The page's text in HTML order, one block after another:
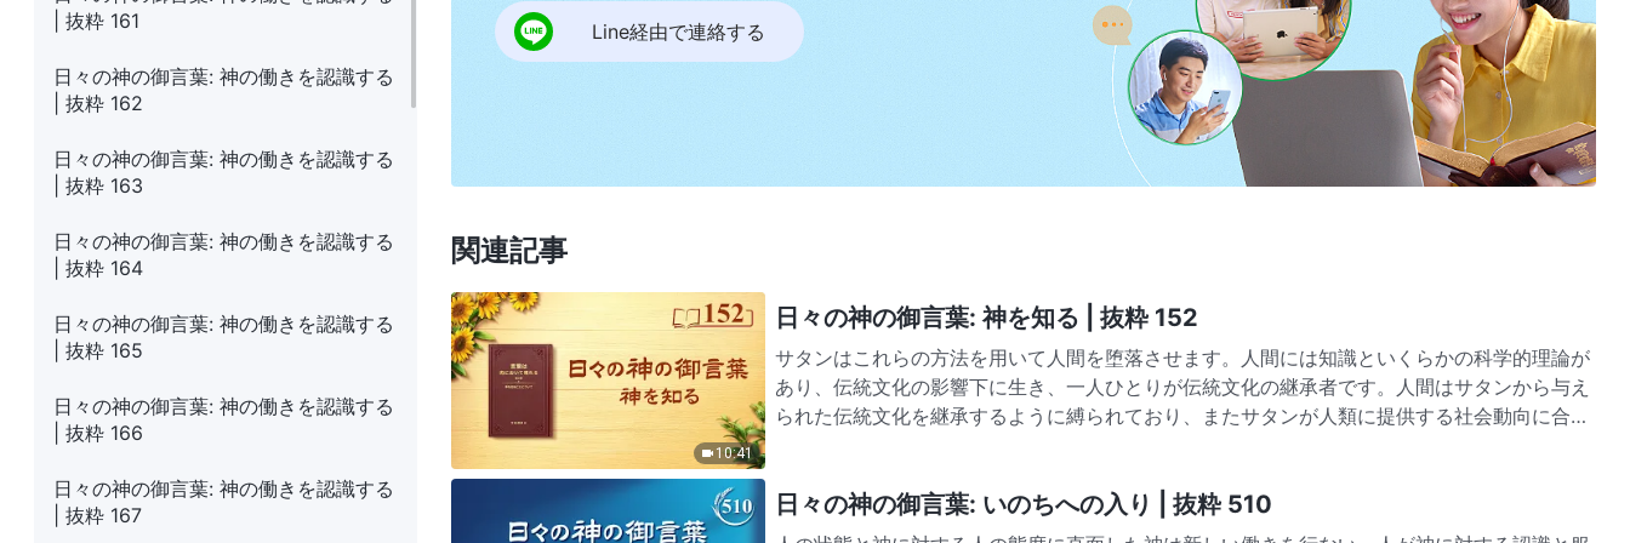
| 抜粋 161
日々の神の御言葉: 神の働きを認識する
| 抜粋 162
日々の神の御言葉: 神の働きを認識する
| 抜粋 163
日々の神の御言葉: 神の働きを認識する
| 抜粋 164
日々の神の御言葉: 神の働きを認識する
| 抜粋 165
日々の神の御言葉: 神の働きを認識する
| 抜粋 166
日々の神の御言葉: 神の働きを認識する
| 抜粋 167
Line経由で連絡する
関連記事
10:41
日々の神の御言葉: 神を知る | 抜粋 152
サタンはこれらの方法を用いて人間を堕落させます。人間には知識といくらかの科学的理論が
あり、伝統文化の影響下に生き、一人ひとりが伝統文化の継承者です。人間はサタンから与え
られた伝統文化を継承するように縛られており、またサタンが人類に提供する社会動向に合わ
日々の神の御言葉: いのちへの入り | 抜粋 510